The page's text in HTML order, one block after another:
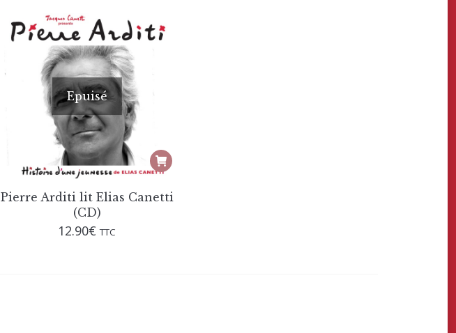
Epuisé
Pierre Arditi lit Elias Canetti
(CD)
12.90€ TTC